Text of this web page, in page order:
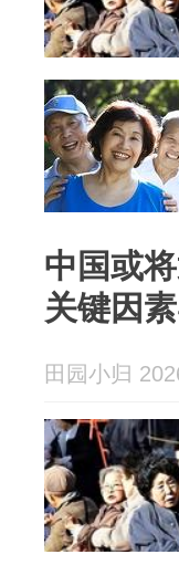
中国或
关键因
田园小归